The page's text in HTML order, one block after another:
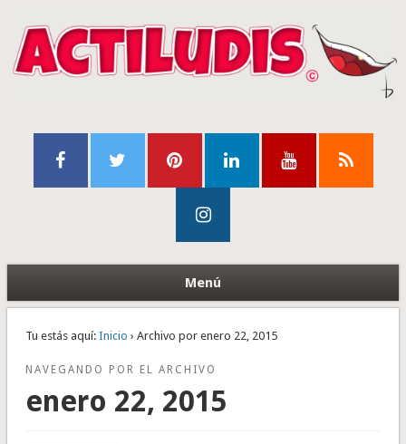
Menú
Tu estás aquí: Inicio › Archivo por enero 22, 2015
NAVEGANDO POR EL ARCHIVO
enero 22, 2015